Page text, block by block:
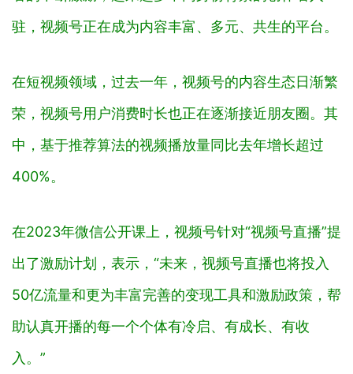
驻，视频号正在成为内容丰富、多元、共生的平台。
在短视频领域，过去一年，视频号的内容生态日渐繁
荣，视频号用户消费时长也正在逐渐接近朋友圈。其
中，基于推荐算法的视频播放量同比去年增长超过
400%。
在2023年微信公开课上，视频号针对“视频号直播”提
出了激励计划，表示，“未来，视频号直播也将投入
50亿流量和更为丰富完善的变现工具和激励政策，帮
助认真开播的每一个个体有冷启、有成长、有收
入。”